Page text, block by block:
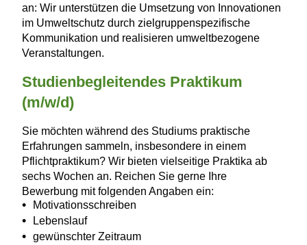
an: Wir unterstützen die Umsetzung von Innovationen
im Umweltschutz durch zielgruppenspezifische
Kommunikation und realisieren umweltbezogene
Veranstaltungen.
Studienbegleitendes Praktikum
(m/w/d)
Sie möchten während des Studiums praktische
Erfahrungen sammeln, insbesondere in einem
Pflichtpraktikum? Wir bieten vielseitige Praktika ab
sechs Wochen an. Reichen Sie gerne Ihre
Bewerbung mit folgenden Angaben ein:
Motivationsschreiben
Lebenslauf
gewünschter Zeitraum